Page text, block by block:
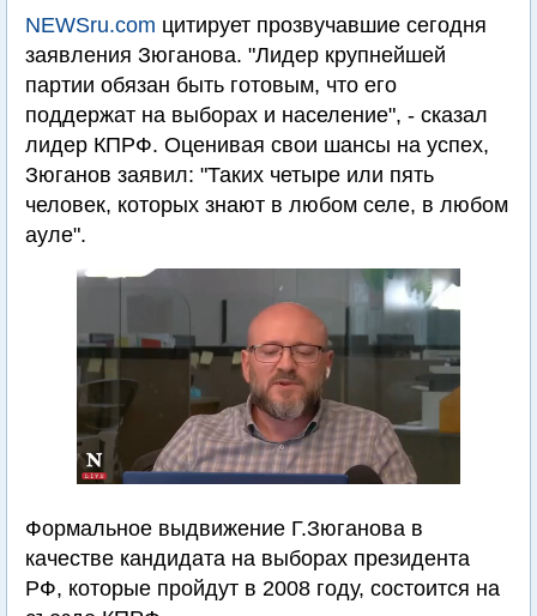
NEWSru.com цитирует прозвучавшие сегодня
заявления Зюганова. "Лидер крупнейшей
партии обязан быть готовым, что его
поддержат на выборах и население", - сказал
лидер КПРФ. Оценивая свои шансы на успех,
Зюганов заявил: "Таких четыре или пять
человек, которых знают в любом селе, в любом
ауле".
Формальное выдвижение Г.Зюганова в
качестве кандидата на выборах президента
РФ, которые пройдут в 2008 году, состоится на